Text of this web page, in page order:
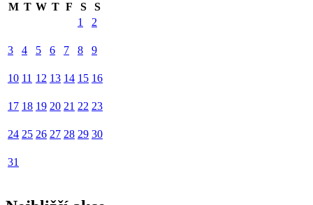
M T W T F S
S
1
2
3 4 5 6 7 8 9
10 11 12 13 14 15 16
17 18 19 20 21 22 23
24 25 26 27 28 29 30
31